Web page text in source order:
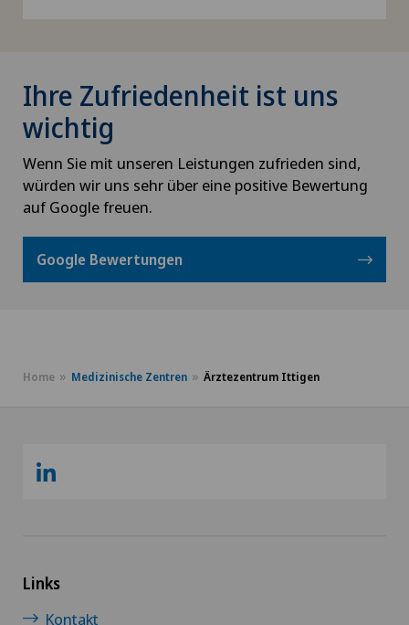
Ihre Zufriedenheit ist uns
wichtig
Wenn Sie mit unseren Leistungen zufrieden sind,
würden wir uns sehr über eine positive Bewertung
auf Google freuen.
Google Bewertungen
Home Medizinische Zentren Ärztezentrum Ittigen
Links
Kontakt